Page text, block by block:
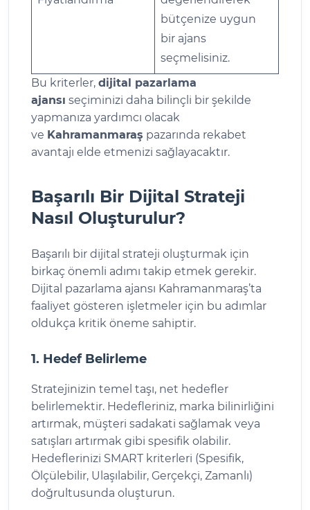
bütçenize uygun
bir ajans
seçmelisiniz.
Bu kriterler, dijital pazarlama
ajansı seçiminizi daha bilinçli bir şekilde
yapmanıza yardımcı olacak
ve Kahramanmaraş pazarında rekabet
avantajı elde etmenizi sağlayacaktır.
Başarılı Bir Dijital Strateji
Nasıl Oluşturulur?
Başarılı bir dijital strateji oluşturmak için
birkaç önemli adımı takip etmek gerekir.
Dijital pazarlama ajansı Kahramanmaraş’ta
faaliyet gösteren işletmeler için bu adımlar
oldukça kritik öneme sahiptir.
1. Hedef Belirleme
Stratejinizin temel taşı, net hedefler
belirlemektir. Hedefleriniz, marka bilinirliğini
artırmak, müşteri sadakati sağlamak veya
satışları artırmak gibi spesifik olabilir.
Hedeflerinizi SMART kriterleri (Spesifik,
Ölçülebilir, Ulaşılabilir, Gerçekçi, Zamanlı)
doğrultusunda oluşturun.